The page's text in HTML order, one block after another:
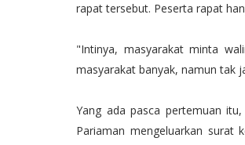
rapat tersebut. Peserta rapat
"Intinya, masyarakat minta
masyarakat banyak, namun tak
Yang ada pasca pertemuan
Pariaman mengeluarkan surat